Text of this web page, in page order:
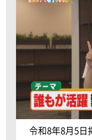
令和8年8月5日